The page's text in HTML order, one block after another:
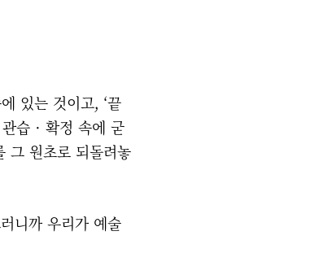
있는 것이고, ‘끝
습 · 확정 속에 굳
그 원초로 되돌려놓
니까 우리가 예술